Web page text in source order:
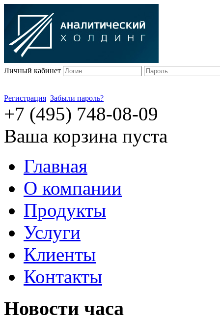
Личный кабинет
Регистрация Забыли пароль?
+7 (495) 748-08-09
Ваша корзина пуста
Главная
О компании
Продукты
Услуги
Клиенты
Контакты
Новости часа